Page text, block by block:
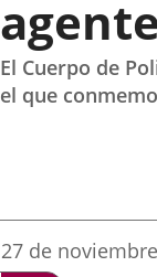
El Cuerpo de
el que
Fecha
de
27 de